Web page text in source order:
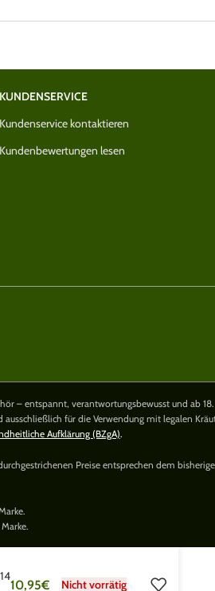
KUNDENSERVICE
Kundenservice kontaktieren
Kundenbewertungen lesen
– entspannt, verantwortungsbewusst und ab
für die Verwendung mit legalen
Aufklärung (BZgA).
Preise entsprechen dem
10,95€ Nicht vorrätig